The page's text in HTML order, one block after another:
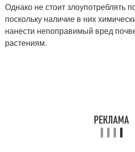
Однако не стоит злоупотреблять
поскольку наличие в них
нанести непоправимый вред
растениям.